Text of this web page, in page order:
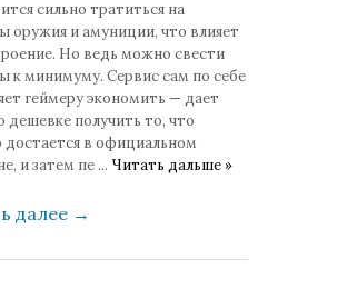
сильно тратиться на
оружия и амуниции, что влияет
Но ведь можно свести
к минимуму. Сервис сам по себе
геймеру экономить — дает
дешевке получить то, что
достается в официальном
и затем пе ... Читать дальше »
далее →